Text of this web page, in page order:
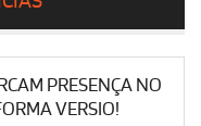
PRESENÇA NO
VERSIO!